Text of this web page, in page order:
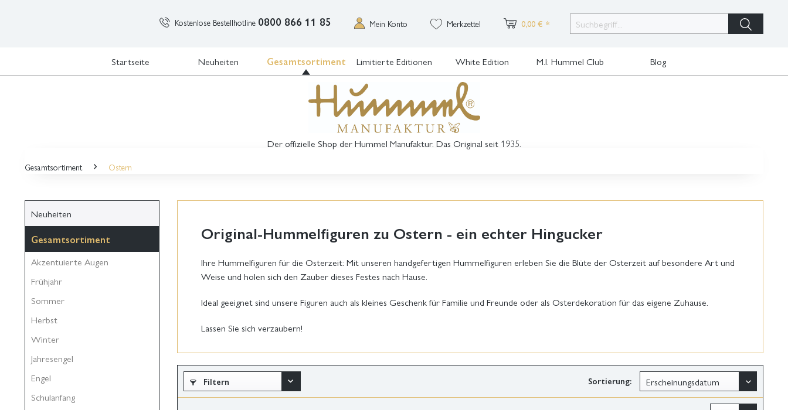
Kostenlose Bestellhotline 0800 866 11 85 Mein Konto Merkzettel 0,00 € *
Startseite Neuheiten Gesamtsortiment Limitierte Editionen White Edition M.I. Hummel Club Blog
Der offizielle Shop der Hummel Manufaktur. Das Original seit 1935.
Gesamtsortiment Ostern
Neuheiten
Gesamtsortiment
Akzentuierte Augen
Frühjahr
Sommer
Herbst
Winter
Jahresengel
Engel
Schulanfang
Original-Hummelfiguren zu Ostern - ein echter Hingucker
Ihre Hummelfiguren für die Osterzeit: Mit unseren handgefertigen Hummelfiguren erleben Sie die Blüte der Osterzeit auf besondere Art und
Weise und holen sich den Zauber dieses Festes nach Hause.
Ideal geeignet sind unsere Figuren auch als kleines Geschenk für Familie und Freunde oder als Osterdekoration für das eigene Zuhause.
Lassen Sie sich verzaubern!
Filtern Sortierung: